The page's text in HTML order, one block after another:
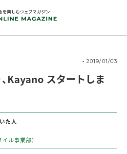
2019/01/03
Kayano スタートしま
た人
イル事業部）